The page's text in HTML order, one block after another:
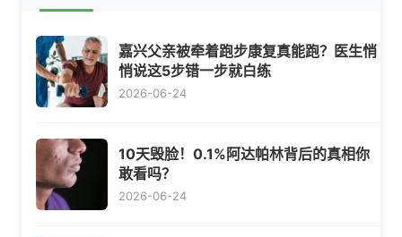
嘉兴父亲被牵着跑步康复真能跑？医生悄
悄说这5步错一步就白练
2026-06-24
10天毁脸！0.1%阿达帕林背后的真相你
敢看吗？
2026-06-24